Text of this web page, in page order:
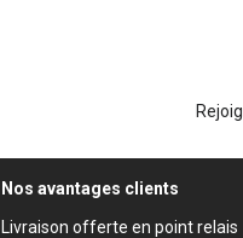
Nos avantages clients
Livraison offerte en point relais